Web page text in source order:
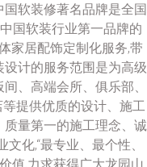
软装修著名品牌是全国
国软装行业第一品牌的
家居配饰定制化服务,带
计的服务范围是为高级
、高端会所、俱乐部、
提供优质的设计、施工
量第一的施工理念、诚
化,“最专业、最个性、